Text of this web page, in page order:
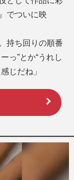
でついに映
持ち回りの順番
っ”とか“うれし
じだね」